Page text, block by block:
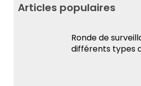
Articles populaires
Ronde de
différents types